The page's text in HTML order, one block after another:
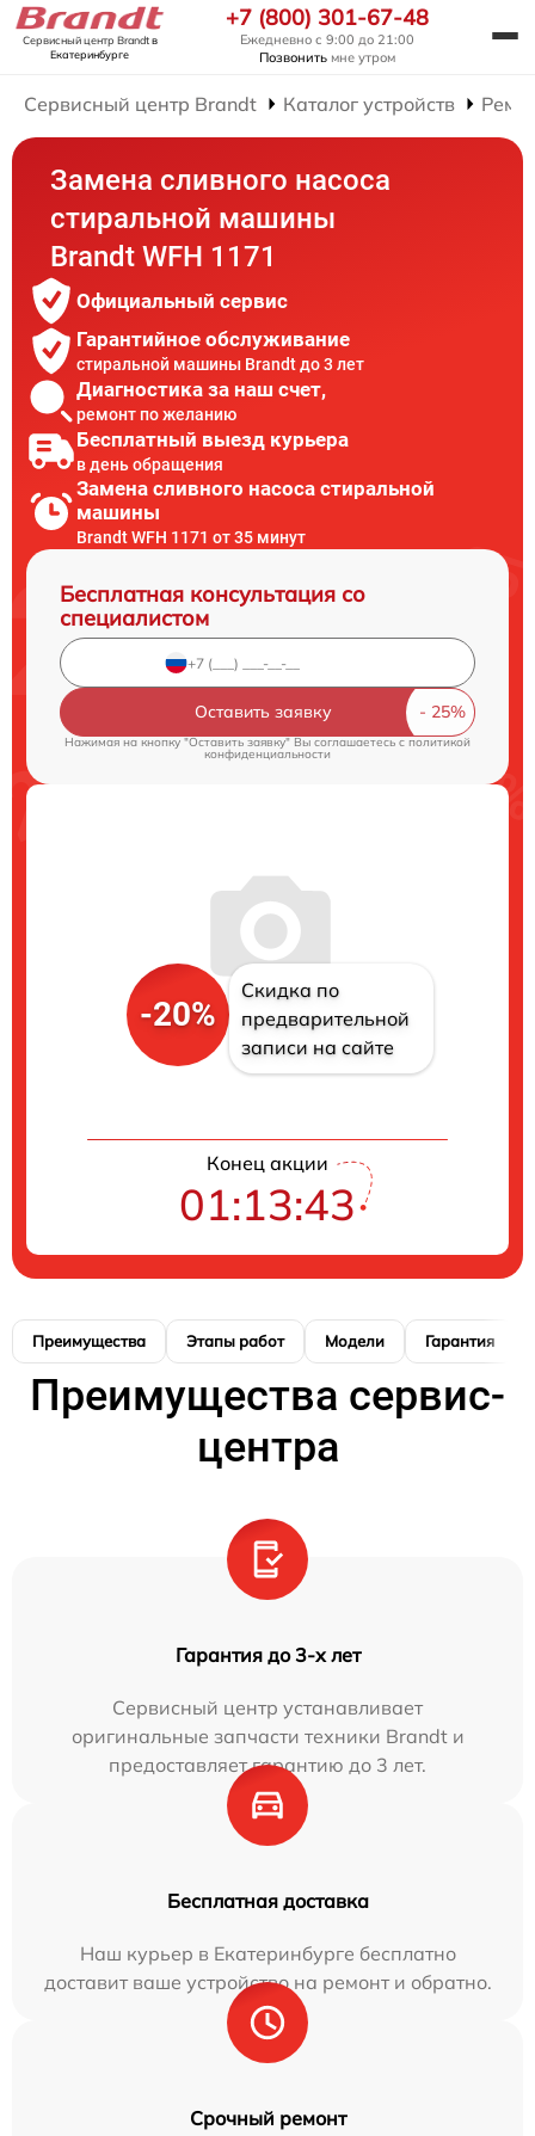
Сервисный центр Brandtв
Екатеринбурге
+7 (800) 301-67-48
Ежедневно с 9:00 до 21:00
Позвонить мне утром
Сервисный центр Brandt Каталог устройств
Замена сливного насоса
стиральной машины
Brandt WFH 1171
Официальный сервис
Гарантийное обслуживание
стиральной машины Brandt до 3 лет
Диагностика за наш счет,
ремонт по желанию
Бесплатный выезд курьера
в день обращения
Замена сливного насоса стиральной
машины
Brandt WFH 1171 от 35 минут
Бесплатная консультация со
специалистом
Оставить заявку
Нажимая на кнопку "Оставить заявку" Вы соглашаетесь cполитикой
конфиденциальности
-20%
Скидка по
предварительной
записи на сайте
Конец акции
01:13:42
Преимущества Этапы работ Модели Гарантия
Преимущества сервис-
центра
Гарантия до 3-х лет
Сервисный центр устанавливает
оригинальные запчасти техники Brandt и
предоставляет гарантию до 3 лет.
Бесплатная доставка
Наш курьер в Екатеринбурге бесплатно
доставит ваше устройство на ремонт и обратно.
Срочный ремонт